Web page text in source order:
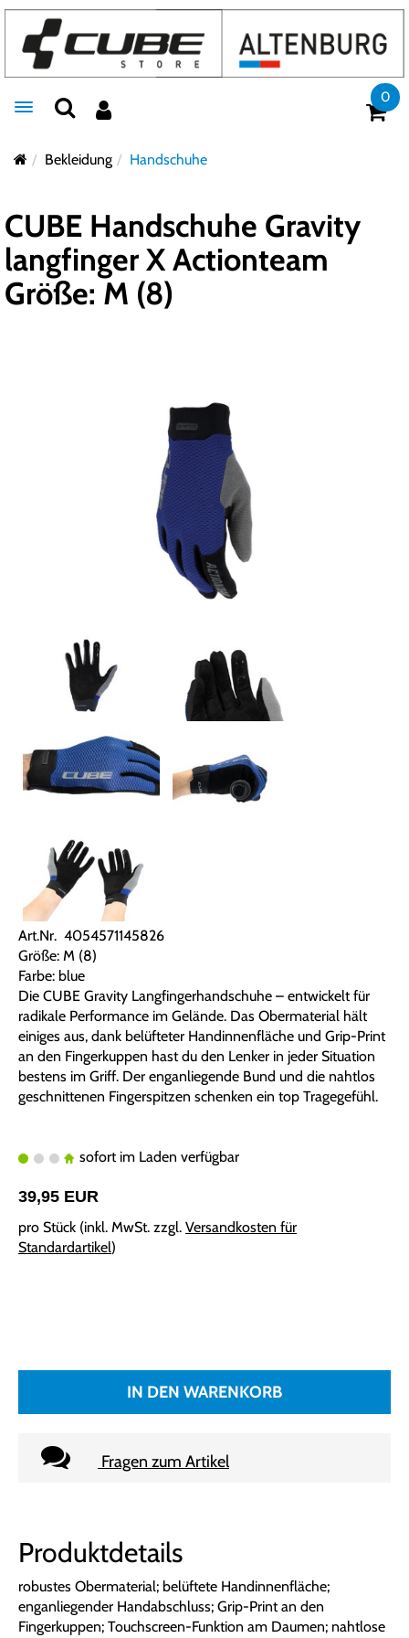
Toggle navigation
0
Bekleidung Handschuhe
CUBE Handschuhe Gravity
langfinger X Actionteam
Größe: M (8)
Art.Nr. 4054571145826
Größe: M (8)
Farbe: blue
Die CUBE Gravity Langfingerhandschuhe – entwickelt für
radikale Performance im Gelände. Das Obermaterial hält
einiges aus, dank belüfteter Handinnenfläche und Grip-Print
an den Fingerkuppen hast du den Lenker in jeder Situation
bestens im Griff. Der enganliegende Bund und die nahtlos
geschnittenen Fingerspitzen schenken ein top Tragegefühl.
sofort im Laden verfügbar
39,95 EUR
pro Stück (inkl. MwSt. zzgl. Versandkosten für
Standardartikel)
IN DEN WARENKORB
Fragen zum Artikel
Produktdetails
robustes Obermaterial; belüftete Handinnenfläche;
enganliegender Handabschluss; Grip-Print an den
Fingerkuppen; Touchscreen-Funktion am Daumen; nahtlose